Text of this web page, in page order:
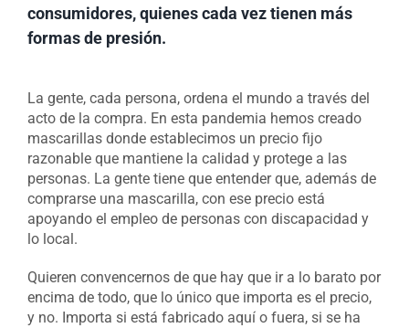
consumidores, quienes cada vez tienen más
formas de presión.
La gente, cada persona, ordena el mundo a través del
acto de la compra. En esta pandemia hemos creado
mascarillas donde establecimos un precio fijo
razonable que mantiene la calidad y protege a las
personas. La gente tiene que entender que, además de
comprarse una mascarilla, con ese precio está
apoyando el empleo de personas con discapacidad y
lo local.
Quieren convencernos de que hay que ir a lo barato por
encima de todo, que lo único que importa es el precio,
y no. Importa si está fabricado aquí o fuera, si se ha